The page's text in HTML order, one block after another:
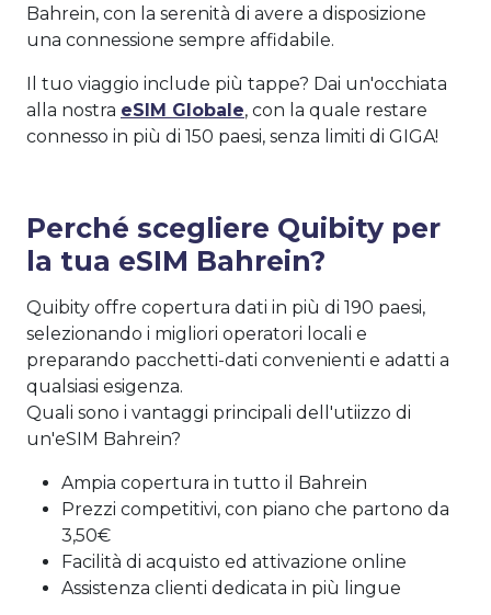
Bahrein, con la serenità di avere a disposizione
una connessione sempre affidabile.
Il tuo viaggio include più tappe? Dai un'occhiata
alla nostra eSIM Globale, con la quale restare
connesso in più di 150 paesi, senza limiti di GIGA!
Perché scegliere Quibity per
la tua eSIM Bahrein?
Quibity offre copertura dati in più di 190 paesi,
selezionando i migliori operatori locali e
preparando pacchetti-dati convenienti e adatti a
qualsiasi esigenza.
Quali sono i vantaggi principali dell'utiizzo di
un'eSIM Bahrein?
Ampia copertura in tutto il Bahrein
Prezzi competitivi, con piano che partono da
3,50€
Facilità di acquisto ed attivazione online
Assistenza clienti dedicata in più lingue